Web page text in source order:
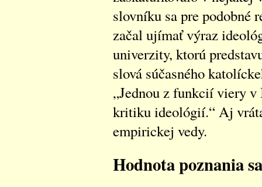
slovníku sa pre podobné
začal ujímať výraz
univerzity, ktorú
slová súčasného
„Jednou z funkcií viery v
kritiku ideológií.“ Aj
empirickej vedy.
Hodnota poznania